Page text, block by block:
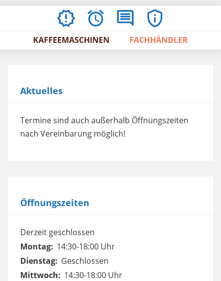
AKTUELLESÖFFNUNGSZEITEN
BEWERTUNGEN
IMPRESSUM
/
AGBS
KAFFEEMASCHINEN FACHHÄNDLER
Aktuelles
Termine sind auch außerhalb Öffnungszeiten
nach Vereinbarung möglich!
Öffnungszeiten
Derzeit geschlossen
Montag: 14:30-18:00 Uhr
Dienstag: Geschlossen
Mittwoch: 14:30-18:00 Uhr